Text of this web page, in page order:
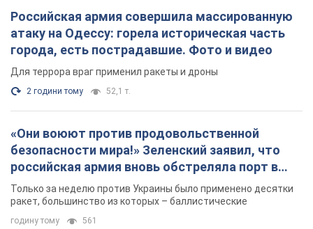
Российская армия совершила массированную
атаку на Одессу: горела историческая часть
города, есть пострадавшие. Фото и видео
Для террора враг применил ракеты и дроны
2 години тому 52,1 т.
«Они воюют против продовольственной
безопасности мира!» Зеленский заявил, что
российская армия вновь обстреляла порт в
Одессе
Только за неделю против Украины было применено десятки
ракет, большинство из которых – баллистические
годину тому 561